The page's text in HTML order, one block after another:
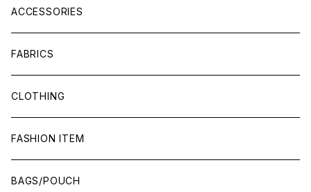
ACCESSORIES
FABRICS
CLOTHING
FASHION ITEM
BAGS/POUCH